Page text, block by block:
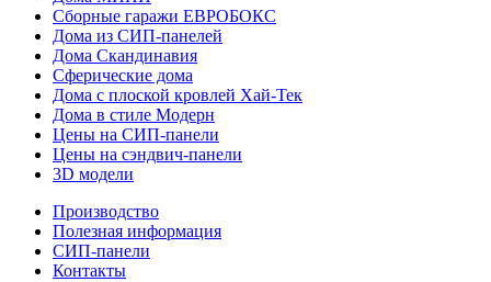
Сборные гаражи ЕВРОБОКС
Дома из СИП-панелей
Дома Скандинавия
Сферические дома
Дома с плоской кровлей Хай-Тек
Дома в стиле Модерн
Цены на СИП-панели
Цены на сэндвич-панели
3D модели
Производство
Полезная информация
СИП-панели
Контакты